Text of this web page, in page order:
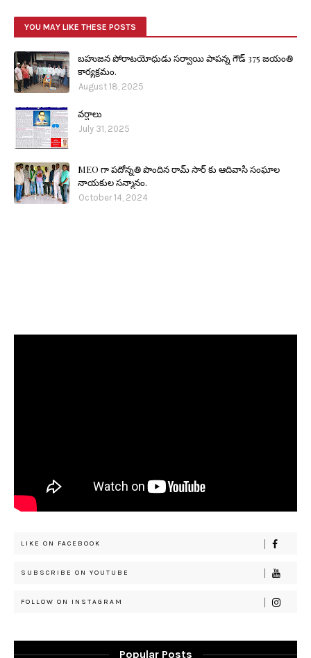
YOU MAY LIKE THESE POSTS
బహుజన పోరాటయోధుడు సర్వాయి పాపన్న గౌడ్ 375 జయంతి
కార్యక్రమం.
August 18, 2025
వర్షాలు
July 31, 2025
MEO గా పదోన్నతి పొందిన రామ్ సార్ కు ఆదివాసి సంఘాల
నాయకుల సన్మానం.
October 14, 2024
LIKE ON FACEBOOK
SUBSCRIBE ON YOUTUBE
FOLLOW ON INSTAGRAM
Popular Posts